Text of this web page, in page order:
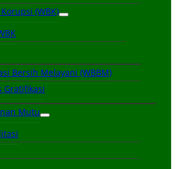
(WBK)
Bersih Melayani (WBBM)
Gratifikasi
Mutu